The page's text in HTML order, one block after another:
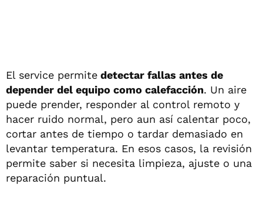
El service permite detectar fallas antes de
depender del equipo como calefacción. Un aire
puede prender, responder al control remoto y
hacer ruido normal, pero aun así calentar poco,
cortar antes de tiempo o tardar demasiado en
levantar temperatura. En esos casos, la revisión
permite saber si necesita limpieza, ajuste o una
reparación puntual.